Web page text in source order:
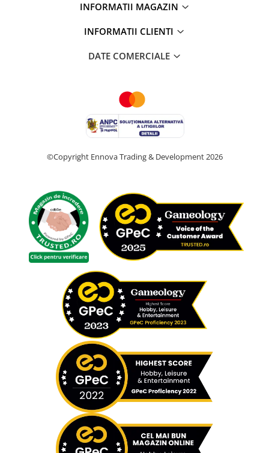
INFORMATII MAGAZIN
INFORMATII CLIENTI
DATE COMERCIALE
©Copyright Ennova Trading & Development 2026